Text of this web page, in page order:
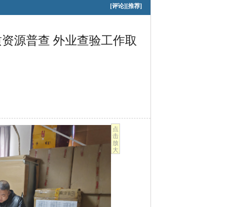
[评论] [推荐]
源普查 外业查验工作取
点
击
放
大